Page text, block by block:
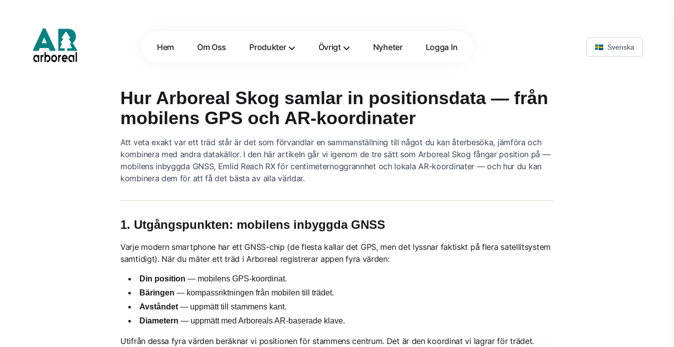
Hem Om Oss Produkter Övrigt Nyheter Logga In 🇸🇪 Svenska
Hur Arboreal Skog samlar in positionsdata — från
mobilens GPS och AR-koordinater
Att veta exakt var ett träd står är det som förvandlar en sammanställning till något du kan återbesöka, jämföra och
kombinera med andra datakällor. I den här artikeln går vi igenom de tre sätt som Arboreal Skog fångar position på —
mobilens inbyggda GNSS, Emlid Reach RX för centimeternoggrannhet och lokala AR-koordinater — och hur du kan
kombinera dem för att få det bästa av alla världar.
1. Utgångspunkten: mobilens inbyggda GNSS
Varje modern smartphone har ett GNSS-chip (de flesta kallar det GPS, men det lyssnar faktiskt på flera satellitsystem
samtidigt). När du mäter ett träd i Arboreal registrerar appen fyra värden:
Din position — mobilens GPS-koordinat.
Bäringen — kompassriktningen från mobilen till trädet.
Avståndet — uppmätt till stammens kant.
Diametern — uppmätt med Arboreals AR-baserade klave.
Utifrån dessa fyra värden beräknar vi positionen för stammens centrum. Det är den koordinat vi lagrar för trädet.